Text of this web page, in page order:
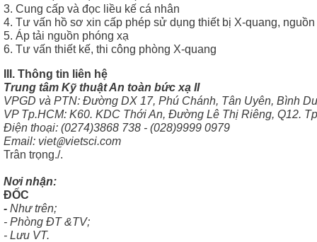
3. Cung cấp và đọc liều kế cá nhân
4. Tư vấn hồ sơ xin cấp phép sử dụng thiết bị X-quang,
5. Áp tải nguồn phóng xạ
6. Tư vấn thiết kế, thi công phòng X-quang
III. Thông tin liên hệ
Trung tâm Kỹ thuật An toàn bức xạ II
VPGD và PTN: Đường DX 17, Phú Chánh, Tân Uyên, Bình
VP Tp.HCM: K60. KDC Thới An, Đường Lê Thị Riêng, Q12.
Điện thoại: (0274)3868 738 - (028)9999 0979
Email: viet@vietsci.com
Trân trọng./.
Nơi
ĐỐC
- Như trên;
- Phòng ĐT &TV;
- Lưu VT.